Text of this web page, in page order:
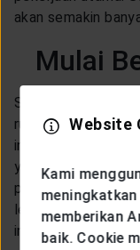
akan semakin
Mulai
Sembari
rumah
investasikan.
yang hanya akan
potongan biaya
lebih baik jika
investasikan.
Website
Kami
memberikan
baik. Cookie